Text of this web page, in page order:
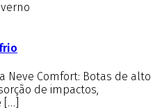
Neve Comfort: Botas de alto
de impactos,